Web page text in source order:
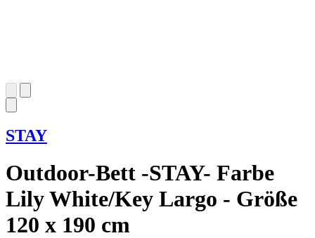
STAY
Outdoor-Bett -STAY- Farbe
Lily White/Key Largo - Größe
120 x 190 cm